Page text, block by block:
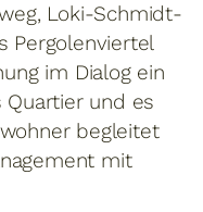
Loki-Schmidt-
Pergolenviertel
im Dialog ein
Quartier und es
begleitet
mit